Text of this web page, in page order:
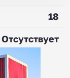
18
Отсутствует